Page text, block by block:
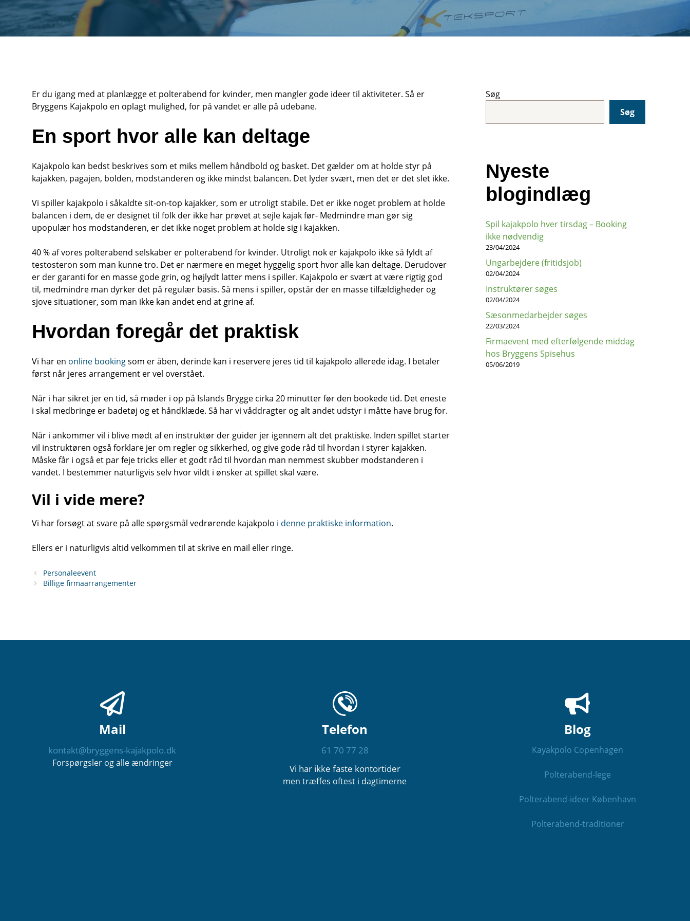
Er du igang med at planlægge et polterabend for kvinder, men mangler gode ideer til aktiviteter. Så er
Bryggens Kajakpolo en oplagt mulighed, for på vandet er alle på udebane.
En sport hvor alle kan deltage
Kajakpolo kan bedst beskrives som et miks mellem håndbold og basket. Det gælder om at holde styr på
kajakken, pagajen, bolden, modstanderen og ikke mindst balancen. Det lyder svært, men det er det slet ikke.
Vi spiller kajakpolo i såkaldte sit-on-top kajakker, som er utroligt stabile. Det er ikke noget problem at holde
balancen i dem, de er designet til folk der ikke har prøvet at sejle kajak før- Medmindre man gør sig
upopulær hos modstanderen, er det ikke noget problem at holde sig i kajakken.
40 % af vores polterabend selskaber er polterabend for kvinder. Utroligt nok er kajakpolo ikke så fyldt af
testosteron som man kunne tro. Det er nærmere en meget hyggelig sport hvor alle kan deltage. Derudover
er der garanti for en masse gode grin, og højlydt latter mens i spiller. Kajakpolo er svært at være rigtig god
til, medmindre man dyrker det på regulær basis. Så mens i spiller, opstår der en masse tilfældigheder og
sjove situationer, som man ikke kan andet end at grine af.
Hvordan foregår det praktisk
Vi har en online bookingsom er åben, derinde kan i reservere jeres tid til kajakpolo allerede idag. I betaler
først når jeres arrangement er vel overstået.
Når i har sikret jer en tid, så møder i op på Islands Brygge cirka 20 minutter før den bookede tid. Det eneste
i skal medbringe er badetøj og et håndklæde. Så har vi våddragter og alt andet udstyr i måtte have brug for.
Når i ankommer vil i blive mødt af en instruktør der guider jer igennem alt det praktiske. Inden spillet starter
vil instruktøren også forklare jer om regler og sikkerhed, og give gode råd til hvordan i styrer kajakken.
Måske får i også et par feje tricks eller et godt råd til hvordan man nemmest skubber modstanderen i
vandet. I bestemmer naturligvis selv hvor vildt i ønsker at spillet skal være.
Vil i vide mere?
Vi har forsøgt at svare på alle spørgsmål vedrørende kajakpolo i denne praktiske information.
Ellers er i naturligvis altid velkommen til at skrive en mail eller ringe.
Personaleevent
Billige firmaarrangementer
Søg
Søg
Nyeste
blogindlæg
Spil kajakpolo hver tirsdag – Booking
ikke nødvendig
23/04/2024
Ungarbejdere (fritidsjob)
02/04/2024
Instruktører søges
02/04/2024
Sæsonmedarbejder søges
22/03/2024
Firmaevent med efterfølgende middag
hos Bryggens Spisehus
05/06/2019
Mail
kontakt@bryggens-kajakpolo.dk
Forspørgsler og alle ændringer
Telefon
61 70 77 28
Vi har ikke faste kontortider
men træffes oftest i dagtimerne
Blog
Kayakpolo Copenhagen
Polterabend-lege
Polterabend-ideer København
Polterabend-traditioner